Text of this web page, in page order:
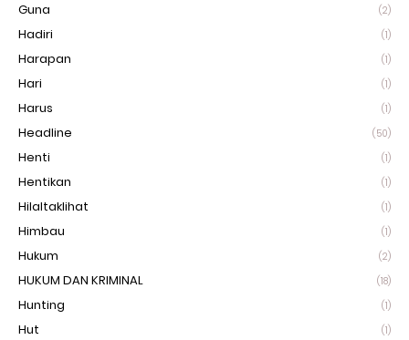
Guna (2)
Hadiri (1)
Harapan (1)
Hari (1)
Harus (1)
Headline (50)
Henti (1)
Hentikan (1)
Hilaltaklihat (1)
Himbau (1)
Hukum (2)
HUKUM DAN KRIMINAL (18)
Hunting (1)
Hut (1)